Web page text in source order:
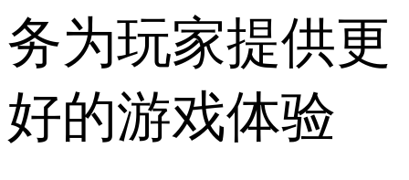
务为玩家提供更
好的游戏体验